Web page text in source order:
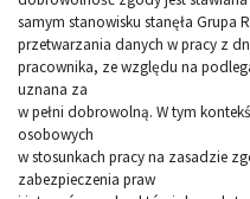
samym stanowisku stanęła Grupa
przetwarzania danych w pracy z
pracownika, ze względu na
uznana za
w pełni dobrowolną. W tym
osobowych
w stosunkach pracy na zasadzie
zabezpieczenia praw